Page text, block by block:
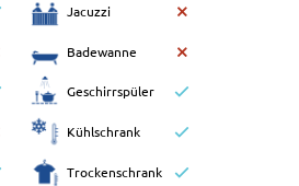
Jacuzzi
Badewanne
Geschirrspüler
Kühlschrank
Trockenschrank